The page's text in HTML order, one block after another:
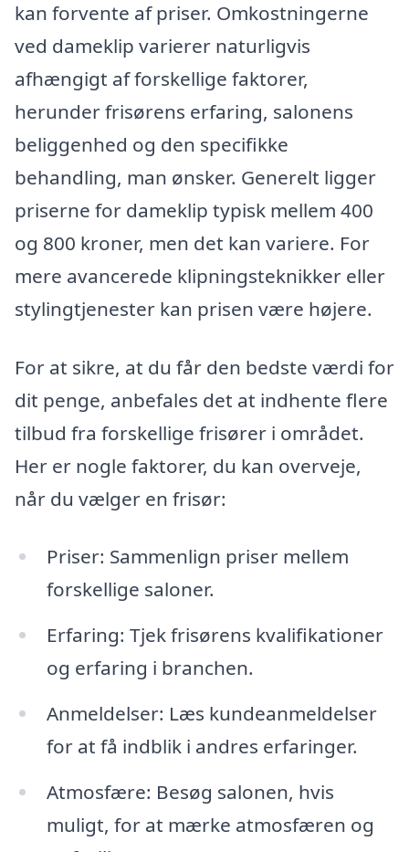
kan forvente af priser. Omkostningerne
ved dameklip varierer naturligvis
afhængigt af forskellige faktorer,
herunder frisørens erfaring, salonens
beliggenhed og den specifikke
behandling, man ønsker. Generelt ligger
priserne for dameklip typisk mellem 400
og 800 kroner, men det kan variere. For
mere avancerede klipningsteknikker eller
stylingtjenester kan prisen være højere.
For at sikre, at du får den bedste værdi for
dit penge, anbefales det at indhente flere
tilbud fra forskellige frisører i området.
Her er nogle faktorer, du kan overveje,
når du vælger en frisør:
Priser: Sammenlign priser mellem
forskellige saloner.
Erfaring: Tjek frisørens kvalifikationer
og erfaring i branchen.
Anmeldelser: Læs kundeanmeldelser
for at få indblik i andres erfaringer.
Atmosfære: Besøg salonen, hvis
muligt, for at mærke atmosfæren og